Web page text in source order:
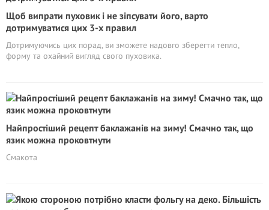
Щоб випрати пуховик і не зіпсувати його, варто
дотримуватися цих 3-х правил
Дотримуючись цих порад, ви зможете надовго зберегти тепло,
форму та охайний вигляд свого пуховика.
Найпростіший рецепт баклажанів на зиму! Смачно так, що
язик можна проковтнути
Смакота